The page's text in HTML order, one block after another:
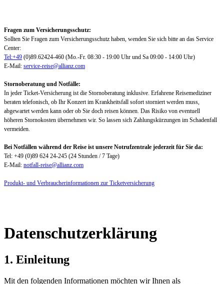
Fragen zum Versicherungsschutz:
Sollten Sie Fragen zum Versicherungsschutz haben, wenden Sie sich bitte an das Service
Center:
Tel:+49 (0)89.62424-460 (Mo.-Fr. 08:30 - 19:00 Uhr und Sa 09:00 - 14:00 Uhr)
E-Mail: service-reise@allianz.com
Stornoberatung und Notfälle:
In jeder Ticket-Versicherung ist die Stornoberatung inklusive. Erfahrene Reisemediziner
beraten telefonisch, ob Ihr Konzert im Krankheitsfall sofort storniert werden muss,
abgewartet werden kann oder ob Sie doch reisen können. Das Risiko von eventuell
höheren Stornokosten übernehmen wir. So lassen sich Zahlungskürzungen im Schadenfall
vermeiden.
Bei Notfällen während der Reise ist unsere Notrufzentrale jederzeit für Sie da:
Tel: +49 (0)89 624 24-245 (24 Stunden / 7 Tage)
E-Mail: notfall-reise@allianz.com
Produkt- und Verbraucherinformationen zur Ticketversicherung
Datenschutzerklärung
1. Einleitung
Mit den folgenden Informationen möchten wir Ihnen als